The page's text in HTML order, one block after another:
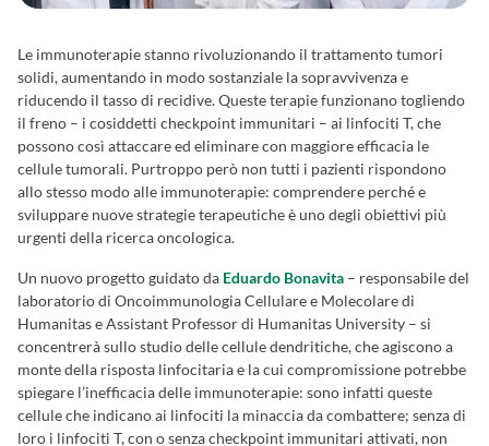
Le immunoterapie stanno rivoluzionando il trattamento tumori
solidi, aumentando in modo sostanziale la sopravvivenza e
riducendo il tasso di recidive. Queste terapie funzionano togliendo
il freno – i cosiddetti checkpoint immunitari – ai linfociti T, che
possono così attaccare ed eliminare con maggiore efficacia le
cellule tumorali. Purtroppo però non tutti i pazienti rispondono
allo stesso modo alle immunoterapie: comprendere perché e
sviluppare nuove strategie terapeutiche è uno degli obiettivi più
urgenti della ricerca oncologica.
Un nuovo progetto guidato da Eduardo Bonavita – responsabile del
laboratorio di Oncoimmunologia Cellulare e Molecolare di
Humanitas e Assistant Professor di Humanitas University – si
concentrerà sullo studio delle cellule dendritiche, che agiscono a
monte della risposta linfocitaria e la cui compromissione potrebbe
spiegare l’inefficacia delle immunoterapie: sono infatti queste
cellule che indicano ai linfociti la minaccia da combattere; senza di
loro i linfociti T, con o senza checkpoint immunitari attivati, non